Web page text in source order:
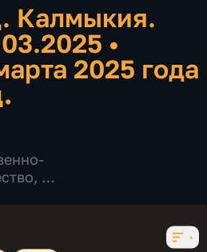
Калмыкия.
•
2025 года
,